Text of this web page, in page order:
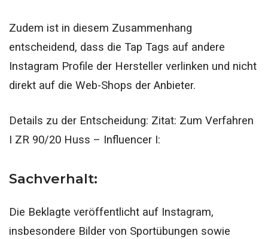
Zudem ist in diesem Zusammenhang
entscheidend, dass die Tap Tags auf andere
Instagram Profile der Hersteller verlinken und nicht
direkt auf die Web-Shops der Anbieter.
Details zu der Entscheidung: Zitat: Zum Verfahren
I ZR 90/20 Huss – Influencer I:
Sachverhalt:
Die Beklagte veröffentlicht auf Instagram,
insbesondere Bilder von Sportübungen sowie